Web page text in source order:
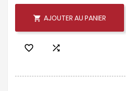
 AJOUTER AU PANIER
 